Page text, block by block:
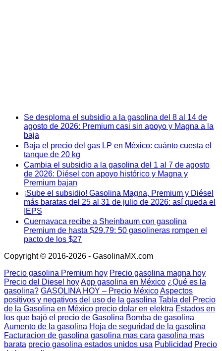
Se desploma el subsidio a la gasolina del 8 al 14 de
agosto de 2026: Premium casi sin apoyo y Magna a la
baja
Baja el precio del gas LP en México: cuánto cuesta el
tanque de 20 kg
Cambia el subsidio a la gasolina del 1 al 7 de agosto
de 2026: Diésel con apoyo histórico y Magna y
Premium bajan
¡Sube el subsidio! Gasolina Magna, Premium y Diésel
más baratas del 25 al 31 de julio de 2026: así queda el
IEPS
Cuernavaca recibe a Sheinbaum con gasolina
Premium de hasta $29.79: 50 gasolineras rompen el
pacto de los $27
Copyright © 2016-2026 - GasolinaMX.com
Precio gasolina Premium hoy Precio gasolina magna hoy
Precio del Diesel hoyApp gasolina en México ¿Qué es la
gasolina? GASOLINA HOY – Precio MéxicoAspectos
positivos y negativos del uso de la gasolina Tabla del Precio
de la Gasolina en México precio dolar en elektra Estados en
los que bajó el precio de Gasolina Bomba de gasolina
Aumento de la gasolina Hoja de seguridad de la gasolina
Facturacion de gasolina gasolina mas cara gasolina mas
barata precio gasolina estados unidos usa Publicidad Precio